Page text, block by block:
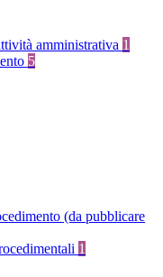
amministrativa 1
5
(da pubblicare
1